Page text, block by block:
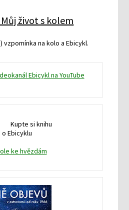
život s kolem
vzpomínka na kolo a Ebicykl.
Ebicykl na YouTube
Kupte si knihu
o Ebicyklu
ke hvězdám